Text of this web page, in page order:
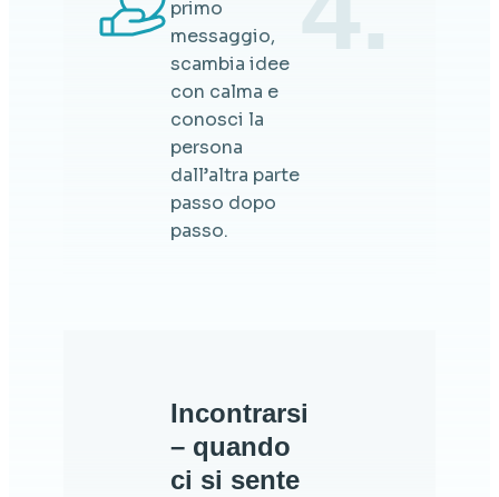
primo
messaggio,
scambia idee
con calma e
conosci la
persona
dall’altra parte
passo dopo
passo.
Incontrarsi
– quando
ci si sente